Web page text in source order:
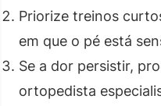
Priorize treinos
em que o pé está
Se a dor persistir,
ortopedista